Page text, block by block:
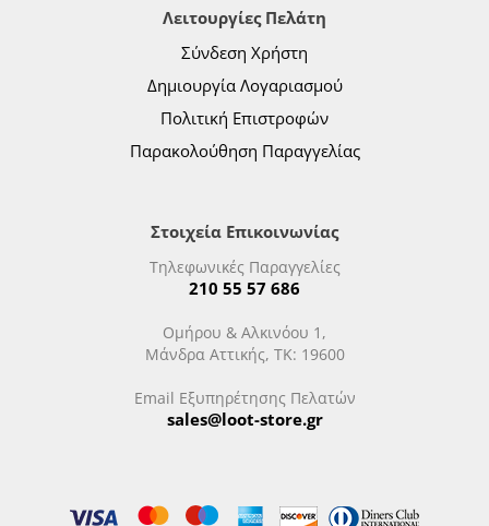
Λειτουργίες Πελάτη
Σύνδεση Χρήστη
Δημιουργία Λογαριασμού
Πολιτική Επιστροφών
Παρακολούθηση Παραγγελίας
Στοιχεία Επικοινωνίας
Τηλεφωνικές Παραγγελίες
210 55 57 686
Ομήρου & Αλκινόου 1,
Μάνδρα Αττικής, ΤΚ: 19600
Email Εξυπηρέτησης Πελατών
sales@loot-store.gr